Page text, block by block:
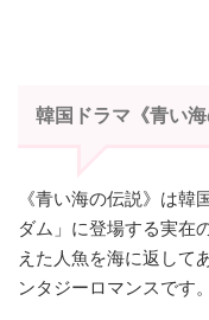
韓国ドラマ《青い
《青い海の伝説》は
ダム」に登場する実在
えた人魚を海に返して
ンタジーロマンスです。